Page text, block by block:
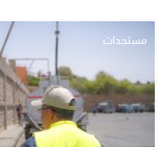
مستجدات